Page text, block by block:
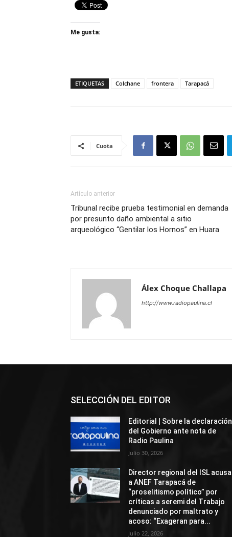
Me gusta:
ETIQUETAS Colchane frontera Tarapacá
Cuota
Artículo anterior
Tribunal recibe prueba testimonial en demanda
por presunto daño ambiental a sitio
arqueológico “Gentilar los Hornos” en Huara
Álex Choque Challapa
http://www.radiopaulina.cl
SELECCIÓN DEL EDITOR
Editorial | Sobre la declaración
del Gobierno ante nota de
Radio Paulina
Julio 30, 2026
Director regional del ISL acusa
a ANEF Tarapacá de
“proselitismo político” por
críticas a seremi del Trabajo
denunciado por maltrato y
acoso: “Exageran para...
Julio 22, 2026